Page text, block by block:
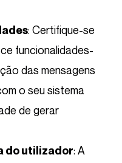
: Certifique-se
funcionalidades-
das mensagens
o seu sistema
de gerar
do utilizador: A